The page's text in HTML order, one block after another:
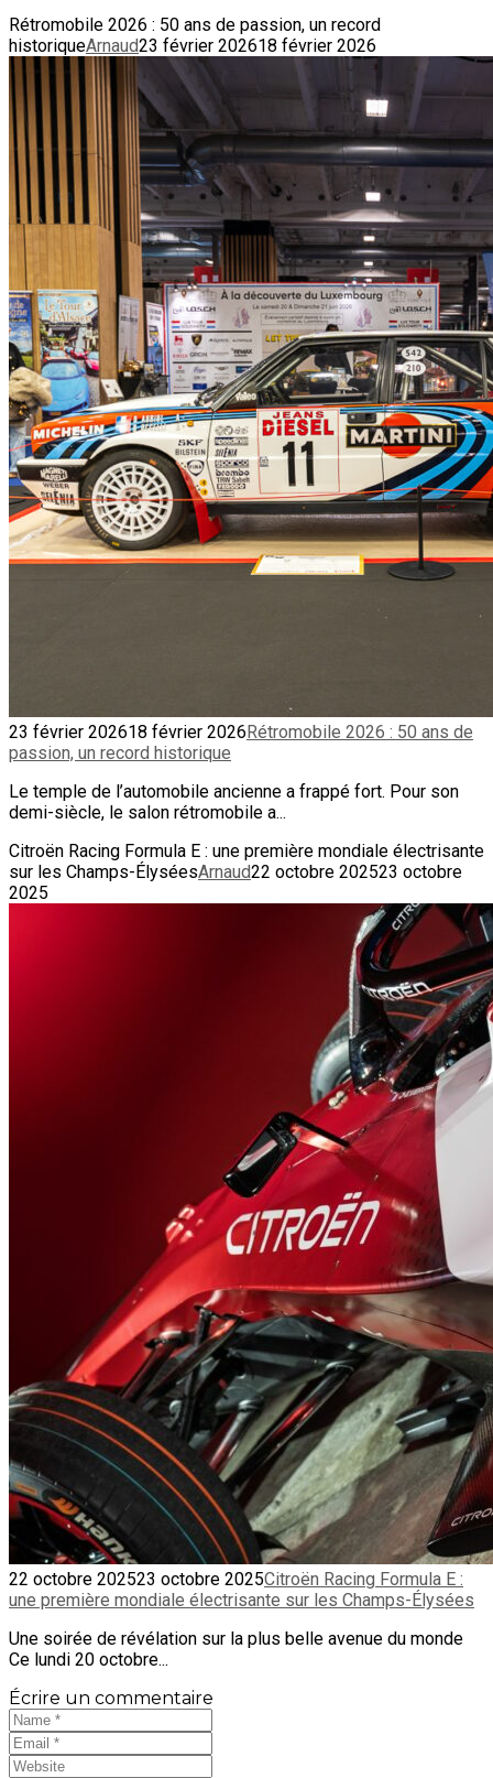
Rétromobile 2026 : 50 ans de passion, un record
historiqueArnaud23 février 202618 février 2026
23 février 202618 février 2026 Rétromobile 2026 : 50 ans de
passion, un record historique
Le temple de l’automobile ancienne a frappé fort. Pour son
demi-siècle, le salon rétromobile a...
Citroën Racing Formula E : une première mondiale électrisante
sur les Champs-ÉlyséesArnaud22 octobre 202523 octobre
2025
22 octobre 202523 octobre 2025Citroën Racing Formula E :
une première mondiale électrisante sur les Champs-Élysées
Une soirée de révélation sur la plus belle avenue du monde
Ce lundi 20 octobre...
Écrire un commentaire